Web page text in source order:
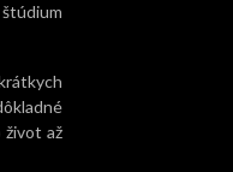
život až